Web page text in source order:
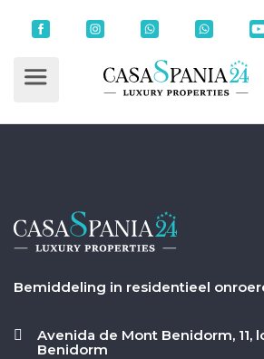
Bemiddeling in residentieel
Avenida de Mont Benidorm, 11,
Benidorm